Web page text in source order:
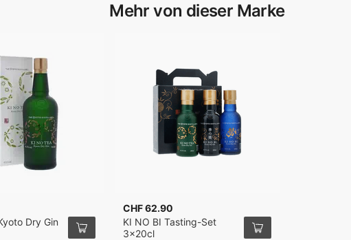
Mehr von dieser Marke
Dry Gin
CHF 62.90
KI NO BI Tasting-Set
3x20cl